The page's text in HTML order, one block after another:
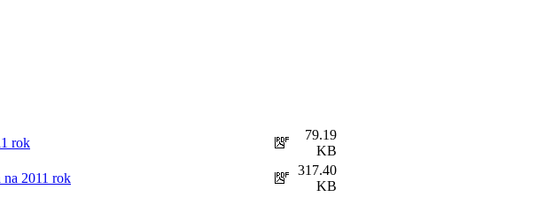
rok
79.19
KB
2011 rok
317.40
KB